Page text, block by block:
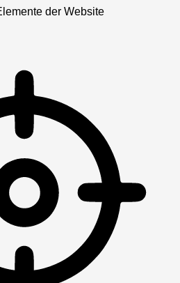
der Website